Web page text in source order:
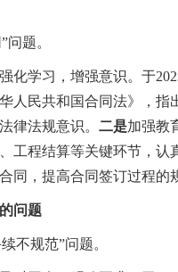
题。
强化学习，增强意识。于
人民共和国合同法》，
律法规意识。 二是加强教
工程结算等关键环节，
同，提高合同签订过程的
问题
规范”问题。